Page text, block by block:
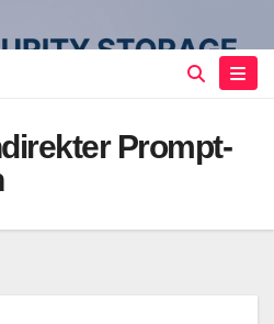
Prompt-